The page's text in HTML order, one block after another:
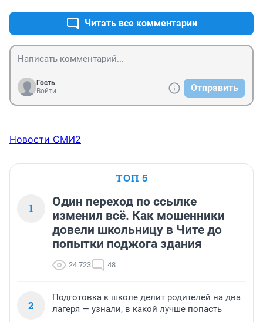
Читать все комментарии
Гость
Войти
Отправить
Новости СМИ2
ТОП 5
1
Один переход по ссылке
изменил всё. Как мошенники
довели школьницу в Чите до
попытки поджога здания
24 723 48
2
Подготовка к школе делит родителей на два
лагеря — узнали, в какой лучше попасть